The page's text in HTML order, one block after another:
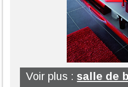
Voir plus :salle de